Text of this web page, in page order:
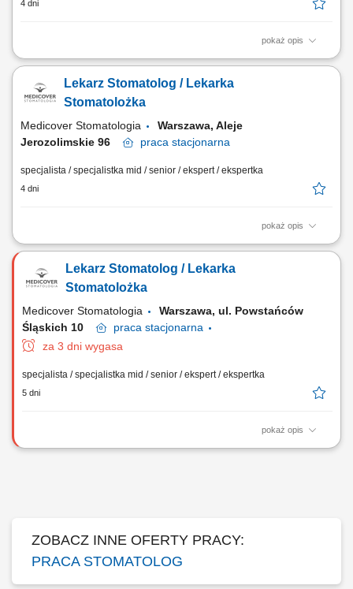
4 dni
pokaż opis
Zapraszamy do współpracy lekarzy dentystów/ lekarki dentystki z
obejmować: kompleksowe leczenie pacjentów w zakresie stomatologii
zachowawczej, z wykorzystaniem nowoczesnych metod i materiałów,
Lekarz Stomatolog / Lekarka
Stomatolożka
Medicover Stomatologia
Warszawa, Aleje
Jerozolimskie 96
praca stacjonarna
specjalista / specjalistka mid / senior / ekspert / ekspertka
4 dni
pokaż opis
Zapraszamy do współpracy lekarzy dentystów/ lekarki dentystki z
obejmować: kompleksowe leczenie pacjentów w zakresie stomatologii
zachowawczej, z wykorzystaniem nowoczesnych metod i materiałów,
Lekarz Stomatolog / Lekarka
Stomatolożka
Medicover Stomatologia
Warszawa, ul. Powstańców
Śląskich 10
praca stacjonarna
za 3 dni wygasa
specjalista / specjalistka mid / senior / ekspert / ekspertka
5 dni
pokaż opis
Zapraszamy do współpracy lekarzy dentystów/ lekarki dentystki z
ZOBACZ INNE OFERTY PRACY:
PRACA STOMATOLOG